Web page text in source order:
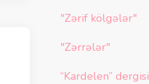
"Zərif kölgələr"
"Zərrələr"
“Kardelen” dergisi